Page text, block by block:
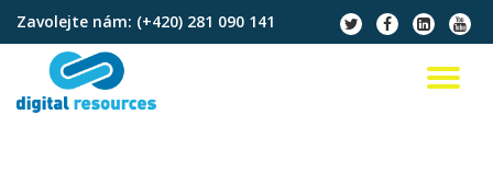
Přeskočit
obsah
Zavolejte nám: (+420) 281 090 141
fa-
twitter
fa-
facebook
fa-
linkedin-
square
fa-